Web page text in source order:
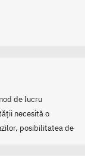
de lucru
necesită o
posibilitatea de